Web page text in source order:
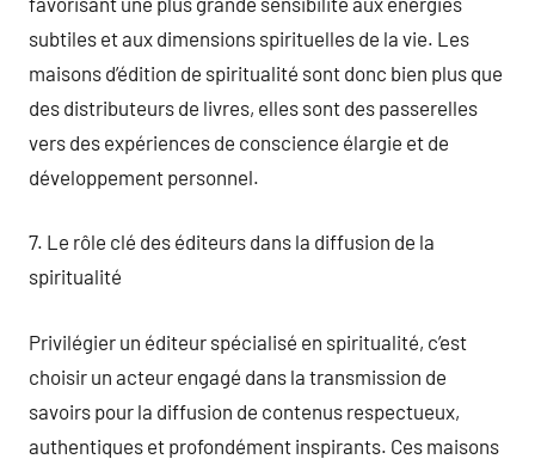
subtiles et aux dimensions spirituelles de la vie. Les
maisons d’édition de spiritualité sont donc bien plus que
des distributeurs de livres, elles sont des passerelles
vers des expériences de conscience élargie et de
développement personnel.
7. Le rôle clé des éditeurs dans la diffusion de la
spiritualité
Privilégier un éditeur spécialisé en spiritualité, c’est
choisir un acteur engagé dans la transmission de
savoirs pour la diffusion de contenus respectueux,
authentiques et profondément inspirants. Ces maisons